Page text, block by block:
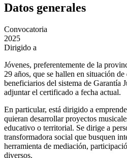
Datos generales
Convocatoria
2025
Dirigido a
Jóvenes, preferentemente de la
29 años, que se hallen en situación de
beneficiarios del sistema de Garantía
adjuntar el certificado a fecha actual.
En particular, está dirigido a
quieran desarrollar proyectos
educativo o territorial. Se dirige a
transformadora social que busquen
herramienta de mediación,
diversos.